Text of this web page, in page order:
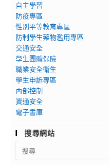
自主學習
防疫專區
性別平等教育專區
防制學生藥物濫用專區
交通安全
學生團體保險
職業安全衛生
學生申訴專區
內部控制
資通安全
電子書庫
搜尋網站
Search
for: